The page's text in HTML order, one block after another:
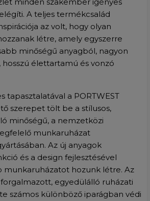
A teljes termékcsalád
az volt, hogy olyan
létre, amely egyszerre
minőségű anyagból, nagyon
hosszú élettartamú és vonzó
tapasztalatával a PORTWEST
szerepet tölt be a stílusos,
minőségű, a nemzetközi
munkaruházat
Az új anyagok
és a design fejlesztésével
munkaruházatot hozunk létre. Az
egyedülálló ruházati
számos különböző iparágban védi